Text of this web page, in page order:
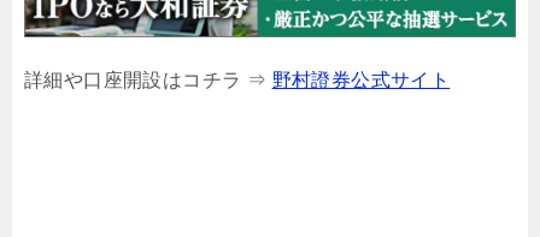
詳細や口座開設はコチラ ⇒ 野村證券公式サイト